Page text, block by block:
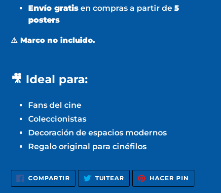
Envío gratis en compras a partir de 5
posters
⚠️ Marco no incluido.
🎥 Ideal para:
Fans del cine
Coleccionistas
Decoración de espacios modernos
Regalo original para cinéfilos
COMPARTIRCOMPARTIR
EN
FACEBOOK
TUITEAR TUITEAR
TWITTER
HACER PIN